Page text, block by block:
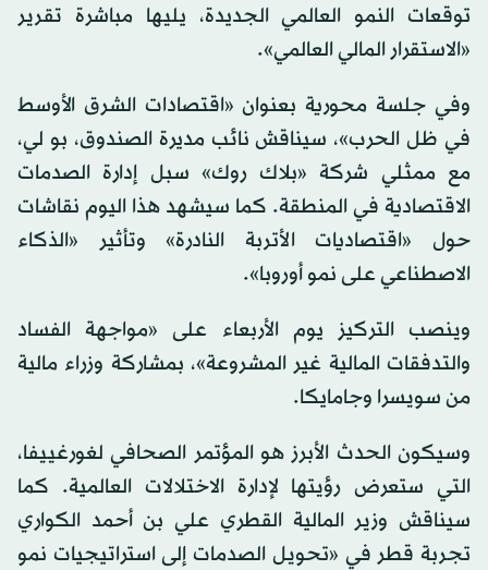
توقعات النمو العالمي الجديدة، يليها مباشرة تقرير
«الاستقرار المالي العالمي».
وفي جلسة محورية بعنوان «اقتصادات الشرق الأوسط
في ظل الحرب»، سيناقش نائب مديرة الصندوق، بو لي،
مع ممثلي شركة «بلاك روك» سبل إدارة الصدمات
الاقتصادية في المنطقة. كما سيشهد هذا اليوم نقاشات
حول «اقتصاديات الأتربة النادرة» وتأثير «الذكاء
الاصطناعي على نمو أوروبا».
وينصب التركيز يوم الأربعاء على «مواجهة الفساد
والتدفقات المالية غير المشروعة»، بمشاركة وزراء مالية
من سويسرا وجامايكا.
وسيكون الحدث الأبرز هو المؤتمر الصحافي لغورغييفا،
التي ستعرض رؤيتها لإدارة الاختلالات العالمية. كما
سيناقش وزير المالية القطري علي بن أحمد الكواري
تجربة قطر في «تحويل الصدمات إلى استراتيجيات نمو